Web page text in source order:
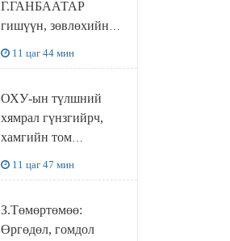
Г.ГАНБААТАР
гишүүн, зөвлөхийн
зардлаа “ИНҮТ”
ТӨХХК даажээ
11 цаг 44 мин
ОХУ-ын түлшний
хямрал гүнзгийрч,
хамгийн том
11 цаг 47 мин
З.Төмөртөмөө:
Өргөдөл, гомдол